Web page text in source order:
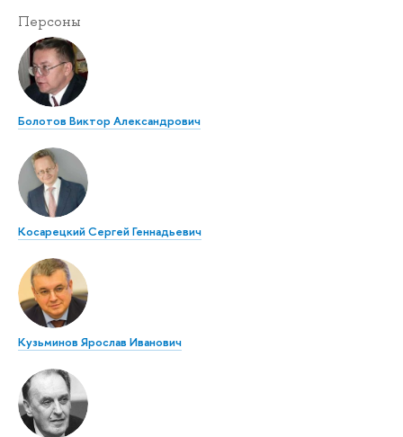
Персоны
Болотов Виктор Александрович
Косарецкий Сергей Геннадьевич
Кузьминов Ярослав Иванович